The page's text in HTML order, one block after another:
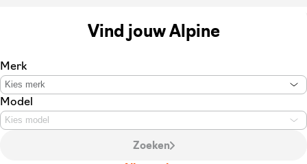
Vind jouw Alpine
Merk
Kies merk
Model
Kies model
Zoeken